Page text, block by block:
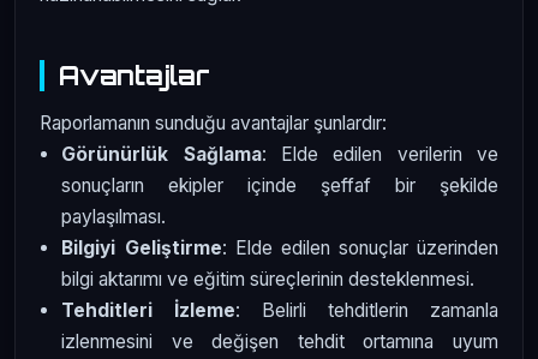
Avantajlar
Raporlamanın sunduğu avantajlar şunlardır:
Görünürlük Sağlama: Elde edilen verilerin ve
sonuçların ekipler içinde şeffaf bir şekilde
paylaşılması.
Bilgiyi Geliştirme: Elde edilen sonuçlar üzerinden
bilgi aktarımı ve eğitim süreçlerinin desteklenmesi.
Tehditleri İzleme: Belirli tehditlerin zamanla
izlenmesini ve değişen tehdit ortamına uyum